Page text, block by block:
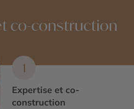
co-construction
1
Expertise et co-
construction